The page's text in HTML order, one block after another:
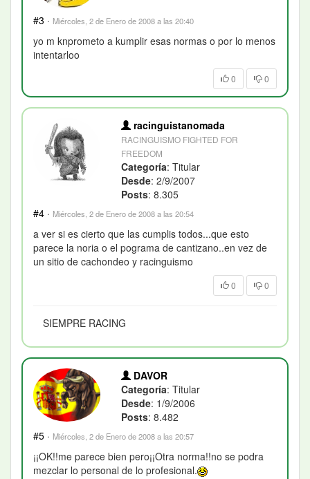
#3 · Miércoles, 2 de Enero de 2008 a las 20:40
yo m knprometo a kumplir esas normas o por lo menos
intentarloo
0 0
racinguistanomada
RACINGUISMO FIGHTED FOR
FREEDOM
Categoría: Titular
Desde: 2/9/2007
Posts: 8.305
#4 · Miércoles, 2 de Enero de 2008 a las 20:54
a ver si es cierto que las cumplis todos...que esto
parece la noria o el pograma de cantizano..en vez de
un sitio de cachondeo y racinguismo
0 0
SIEMPRE RACING
DAVOR
Categoría: Titular
Desde: 1/9/2006
Posts: 8.482
#5 · Miércoles, 2 de Enero de 2008 a las 20:57
¡¡OK!!me parece bien pero¡¡Otra norma!!no se podra
mezclar lo personal de lo profesional.